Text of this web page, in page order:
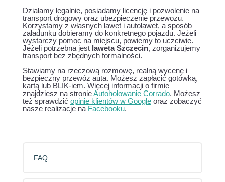
Działamy legalnie, posiadamy licencję i pozwolenie na
transport drogowy oraz ubezpieczenie przewozu.
Korzystamy z własnych lawet i autolawet, a sposób
załadunku dobieramy do konkretnego pojazdu. Jeżeli
wystarczy pomoc na miejscu, powiemy to uczciwie.
Jeżeli potrzebna jest laweta Szczecin, zorganizujemy
transport bez zbędnych formalności.
Stawiamy na rzeczową rozmowę, realną wycenę i
bezpieczny przewóz auta. Możesz zapłacić gotówką,
kartą lub BLIK-iem. Więcej informacji o firmie
znajdziesz na stronieAutoholowanie Corrado. Możesz
też sprawdzić opinie klientów w Googleoraz zobaczyć
nasze realizacje na Facebooku.
FAQ